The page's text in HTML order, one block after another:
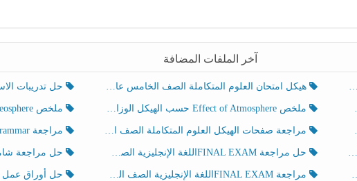
آخر الملفات المضافة
هيكل امتحان العلوم المتكاملة الصف الخامس عام الفصل الدراسي الثالث 2025-2026 حل تدريبات الاستعداد
ملخص Effect of Atmosphere حسب الهيكل الوزاري العلوم المتكاملة الصف الخامس انسبير الفصل الثالث ملخص Effect of Geosphere حسب الهيكل الوزاري العلوم المتكاملة الصف الخامس انسبير الفصل الثالث
مراجعة صفحات الهيكل العلوم المتكاملة الصف الخامس انسبير الفصل الثالث مراجعة Review Grammar حسب الهيكل اللغة الإنجليزية الصف الخامس الفصل الثالث
حل مراجعة FINAL EXAMاللغة الإنجليزية الصف الخامس الفصل الثالث حل مراجعة شاملة
مراجعة FINAL EXAMاللغة الإنجليزية الصف الخامس الفصل الثالث حل أوراق عمل مراجعة